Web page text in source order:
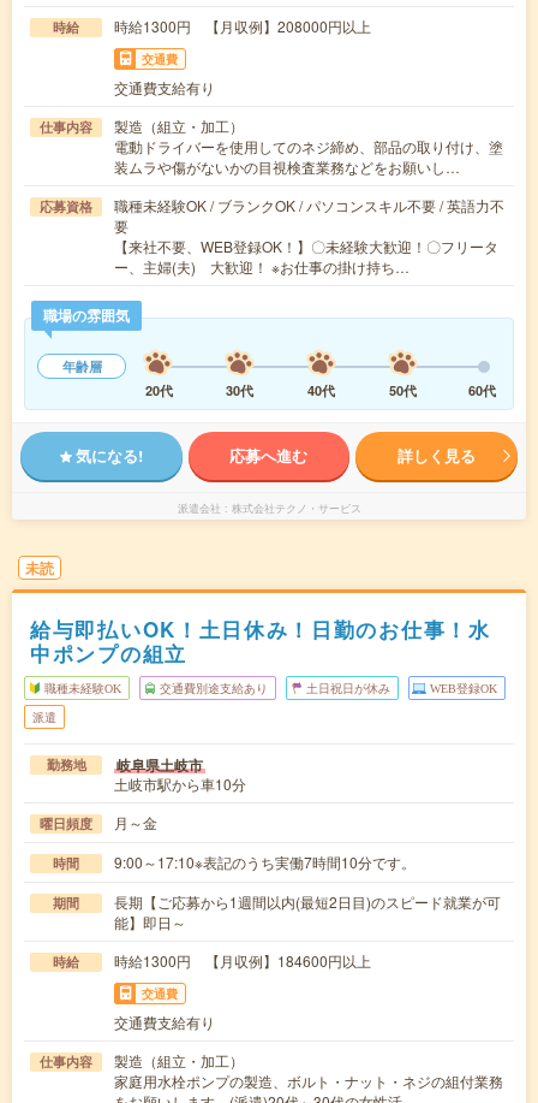
時給 時給1300円 【月収例】208000円以上
交通費
交通費支給有り
仕事内容
製造（組立・加工）
電動ドライバーを使用してのネジ締め、部品の取り付け、塗
装ムラや傷がないかの目視検査業務などをお願いし…
応募資格
職種未経験OK / ブランクOK / パソコンスキル不要 / 英語力不
要
【来社不要、WEB登録OK！】〇未経験大歓迎！〇フリータ
ー、主婦(夫) 大歓迎！ ※お仕事の掛け持ち…
職場の雰囲気
年齢層
20代
30代 40代 50代 60代
気になる! 応募へ進む 詳しく見る
派遣会社 株式会社テクノ・サービス
未読
給与即払いOK！土日休み！日勤のお仕事！水
中ポンプの組立
職種未経験OK 交通費別途支給あり 土日祝日が休み WEB登録OK
派遣
勤務地 岐阜県土岐市
土岐市駅から車10分
曜日頻度 月～金
時間 9:00～17:10※表記のうち実働7時間10分です。
期間
長期【ご応募から1週間以内(最短2日目)のスピード就業が可
能】即日～
時給 時給1300円 【月収例】184600円以上
交通費
交通費支給有り
仕事内容
製造（組立・加工）
家庭用水栓ポンプの製造、ボルト・ナット・ネジの組付業務